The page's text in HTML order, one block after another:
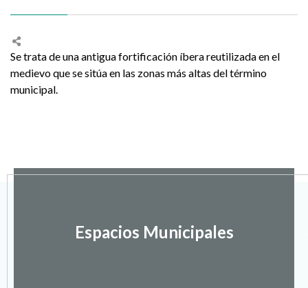
Se trata de una antigua fortificación íbera reutilizada en el
medievo que se sitúa en las zonas más altas del término
municipal.
Espacios Municipales